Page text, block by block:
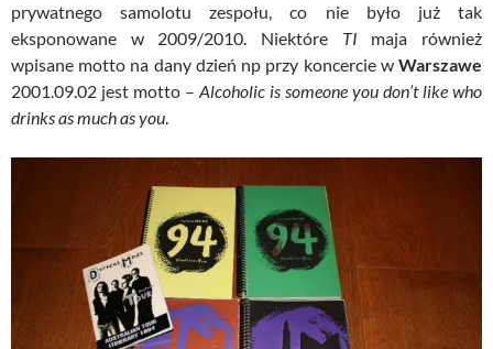
prywatnego samolotu zespołu, co nie było już tak
eksponowane w 2009/2010. Niektóre TI maja również
wpisane motto na dany dzień np przy koncercie w Warszawe
2001.09.02 jest motto – Alcoholic is someone you don’t like who
drinks as much as you.